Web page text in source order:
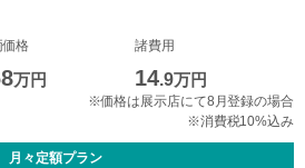
価格
万円
諸費用
14.9万円
※価格は展示店にて8月登録の場合
※消費税10%込み
月々定額プラン